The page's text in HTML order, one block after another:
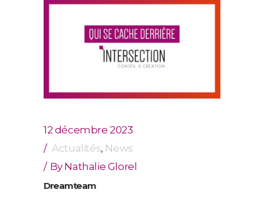
12 décembre 2023
Actualités, News
By Nathalie Glorel
Dreamteam